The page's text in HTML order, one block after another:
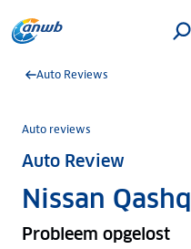
Auto Reviews
Auto reviews
Auto Review
Nissan
Probleem opgelost